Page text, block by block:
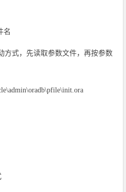
名
方式，先读取参数文件，再按参数